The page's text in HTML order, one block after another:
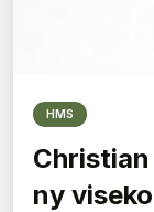
HMS
ny